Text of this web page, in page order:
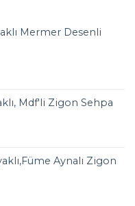
Mermer Desenli
Mdf'li Zigon Sehpa
Aynalı Zigon